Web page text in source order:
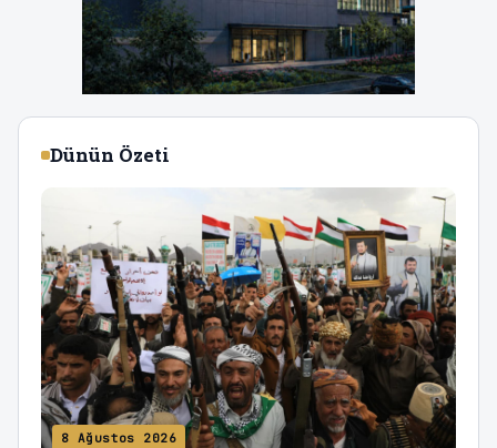
Dünün Özeti
8 Ağustos 2026